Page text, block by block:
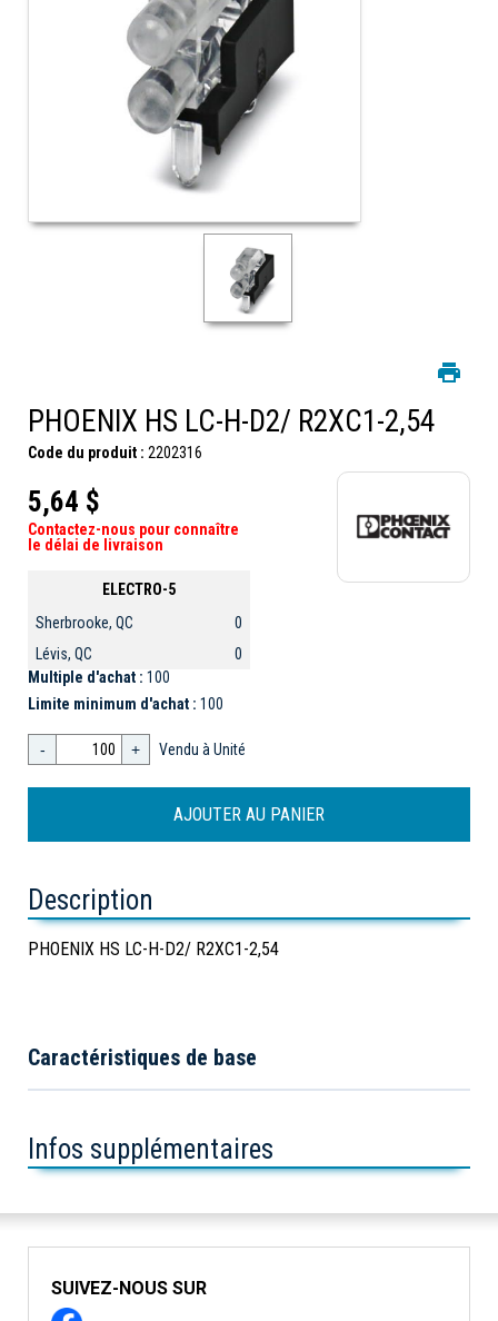
PHOENIX HS LC-H-D2/ R2XC1-2,54
Code du produit : 2202316
5,64 $
Contactez-nous pour connaître
le délai de livraison
ELECTRO-5
Sherbrooke, QC
0
Lévis, QC
0
Multiple d'achat : 100
Limite minimum d'achat : 100
- + Vendu à Unité
Description
PHOENIX HS LC-H-D2/ R2XC1-2,54
Caractéristiques de base
Infos supplémentaires
SUIVEZ-NOUS SUR